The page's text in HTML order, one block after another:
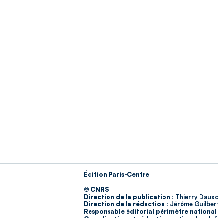
Édition Paris-Centre
© CNRS
Direction de la publication : Thierry
Direction de la rédaction : Jérôme
Responsable éditorial périmètre national